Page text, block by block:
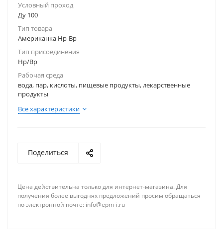
Условный проход
Ду 100
Тип товара
Американка Нр-Вр
Тип присоединения
Нр/Вр
Рабочая среда
вода, пар, кислоты, пищевые продукты, лекарственные
продукты
Все характеристики
Поделиться
Цена действительна только для интернет-магазина. Для
получения более выгоднях предложений просим обращаться
по электронной почте: info@epm-i.ru